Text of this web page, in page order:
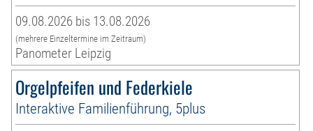
09.08.2026 bis 13.08.2026
(mehrere Einzeltermine im Zeitraum)
Panometer Leipzig
Orgelpfeifen und Federkiele
Interaktive Familienführung, 5plus